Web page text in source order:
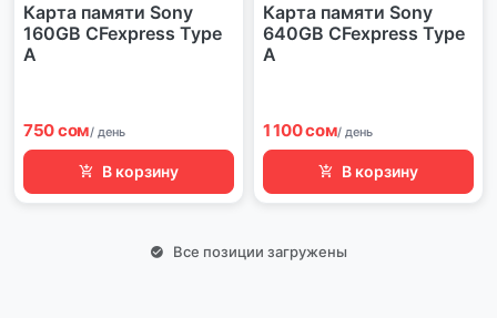
Карта памяти Sony
160GB CFexpress Type
A
750 сом/ день
В корзину
Карта памяти Sony
640GB CFexpress Type
A
1 100 сом/ день
В корзину
Все позиции загружены